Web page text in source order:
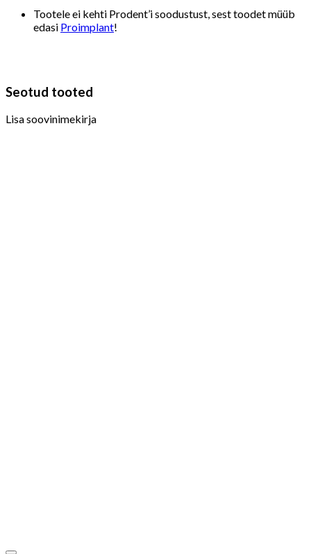
Tootele ei kehti Prodent’i soodustust, sest toodet müüb
edasi Proimplant!
Seotud tooted
Lisa soovinimekirja